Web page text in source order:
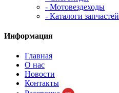
- Мотовездеходы
- Каталоги запчастей
Информация
Главная
О нас
Новости
Контакты